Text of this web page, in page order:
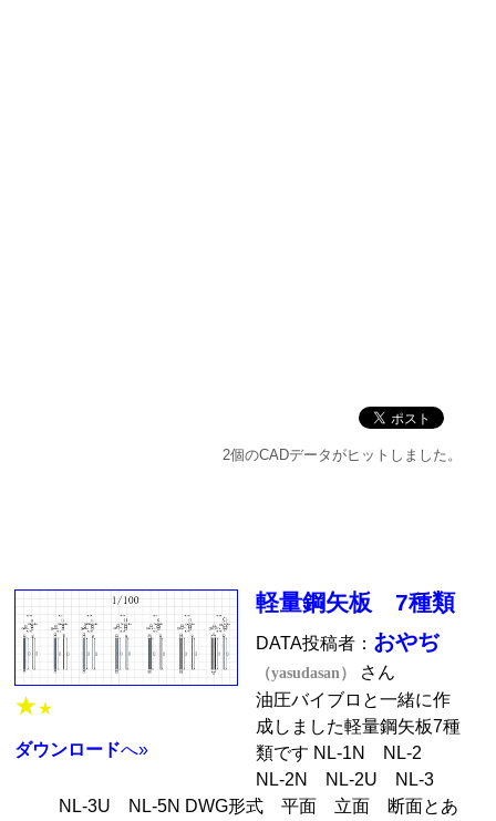
2個のCADデータがヒットしました。
★★
ダウンロードへ»
軽量鋼矢板 7種類
DATA投稿者： おやぢ
（yasudasan）
さん
油圧バイブロと一緒に作
成しました軽量鋼矢板7種
類です NL-1N NL-2
NL-2N NL-2U NL-3
NL-3U NL-5N DWG形式 平面 立面 断面とあ